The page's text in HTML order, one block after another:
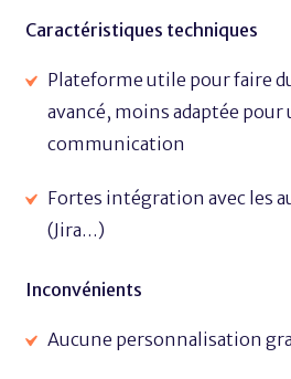
Caractéristiques techniques
Plateforme utile pour faire
avancé, moins adaptée
communication
Fortes intégration avec les
(Jira…)
Inconvénients
Aucune personnalisation